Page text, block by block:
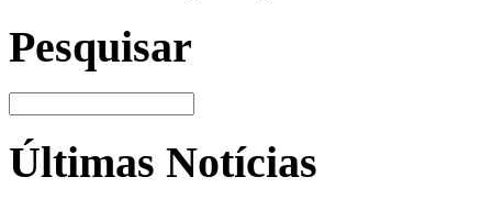
Pesquisar
Últimas Notícias